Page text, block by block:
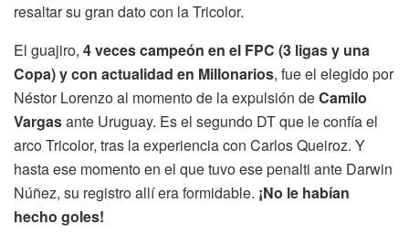
resaltar su gran dato con la Tricolor.
El guajiro, 4 veces campeón en el FPC (3 ligas y una
Copa) y con actualidad en Millonarios, fue el elegido por
Néstor Lorenzo al momento de la expulsión deCamilo
Vargasante Uruguay. Es el segundo DT que le confía el
arco Tricolor, tras la experiencia con Carlos Queiroz. Y
hasta ese momento en el que tuvo ese penalti ante Darwin
Núñez, su registro allí era formidable. ¡No le habían
hecho goles!